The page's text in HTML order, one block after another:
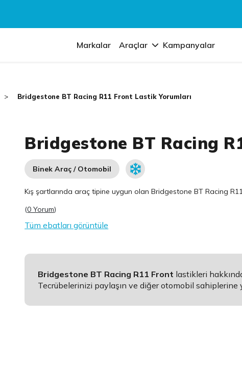
Markalar Araçlar Kampanyalar
Bridgestone BT Racing R11 Front Lastik Yorumları
Bridgestone BT Racing
Binek Araç / Otomobil
Kış şartlarında araç tipine uygun olanBridgestone BT Racing
(0 Yorum)
Tüm ebatları görüntüle
Bridgestone BT Racing R11 Front lastikleri
Tecrübelerinizi paylaşın ve diğer otomobil sahiplerine